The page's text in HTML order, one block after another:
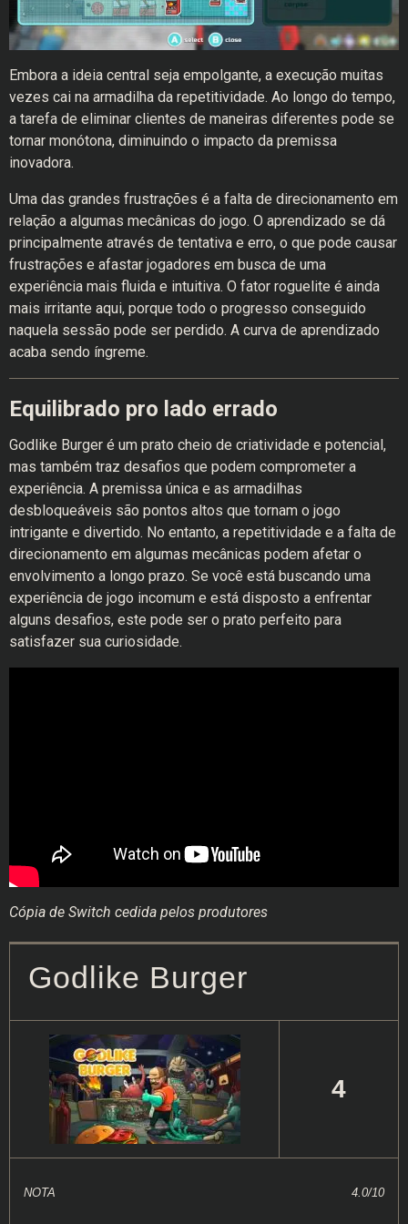
Embora a ideia central seja empolgante, a execução muitas
vezes cai na armadilha da repetitividade. Ao longo do tempo,
a tarefa de eliminar clientes de maneiras diferentes pode se
tornar monótona, diminuindo o impacto da premissa
inovadora.
Uma das grandes frustrações é a falta de direcionamento em
relação a algumas mecânicas do jogo. O aprendizado se dá
principalmente através de tentativa e erro, o que pode causar
frustrações e afastar jogadores em busca de uma
experiência mais fluida e intuitiva. O fator roguelite é ainda
mais irritante aqui, porque todo o progresso conseguido
naquela sessão pode ser perdido. A curva de aprendizado
acaba sendo íngreme.
Equilibrado pro lado errado
Godlike Burger é um prato cheio de criatividade e potencial,
mas também traz desafios que podem comprometer a
experiência. A premissa única e as armadilhas
desbloqueáveis são pontos altos que tornam o jogo
intrigante e divertido. No entanto, a repetitividade e a falta de
direcionamento em algumas mecânicas podem afetar o
envolvimento a longo prazo. Se você está buscando uma
experiência de jogo incomum e está disposto a enfrentar
alguns desafios, este pode ser o prato perfeito para
satisfazer sua curiosidade.
Cópia de Switch cedida pelos produtores
Godlike Burger
4
NOTA 4.0/10